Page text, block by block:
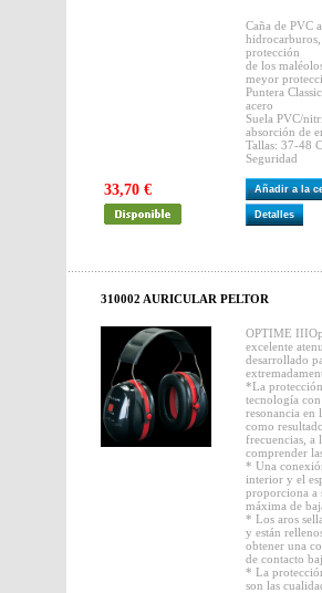
Caña de PVC
protección
de los
meyor
Puntera
acero
Suela PVC/
absorción de
Tallas: 37-48
Seguridad
33,70 € Añadir a la
Detalles
310002 AURICULAR PELTOR
OPTIME
excelente
desarrollado
*La protección
tecnología
resonancia en
como
frecuencias, a
comprender
* Una
interior y el
proporciona a
máxima de
* Los aros
y están
obtener una
de contacto
* La
son las